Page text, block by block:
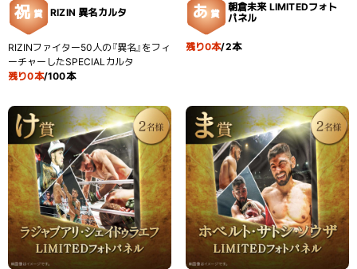
祝 賞 RIZIN 異名カルタ
RIZINファイター50人の『異名』をフィ
ーチャーしたSPECIALカルタ
残り0本/100本
あ 賞
朝倉未来 LIMITEDフォト
パネル
残り0本/2本